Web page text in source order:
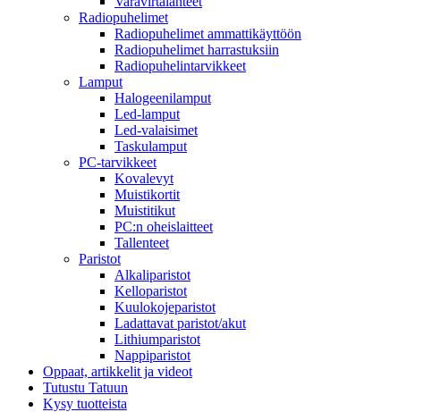
Radiopuhelimet
Radiopuhelimet ammattikäyttöön
Radiopuhelimet harrastuksiin
Radiopuhelintarvikkeet
Lamput
Halogeenilamput
Led-lamput
Led-valaisimet
Taskulamput
PC-tarvikkeet
Kovalevyt
Muistikortit
Muistitikut
PC:n oheislaitteet
Tallenteet
Paristot
Alkaliparistot
Kelloparistot
Kuulokojeparistot
Ladattavat paristot/akut
Lithiumparistot
Nappiparistot
Oppaat, artikkelit ja videot
Tutustu Tatuun
Kysy tuotteista